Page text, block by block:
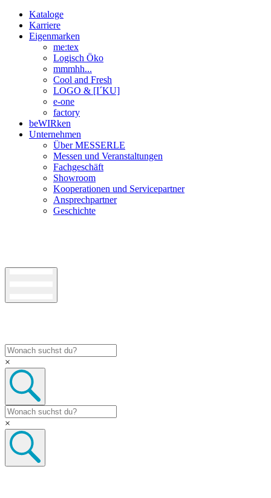
Kataloge
Karriere
Eigenmarken
me:tex
Logisch Öko
mmmhh...
Cool and Fresh
LOGO & [I´KU]
e-one
factory
beWIRken
Unternehmen
Über MESSERLE
Messen und Veranstaltungen
Fachgeschäft
Showroom
Kooperationen und Servicepartner
Ansprechpartner
Geschichte
×
×